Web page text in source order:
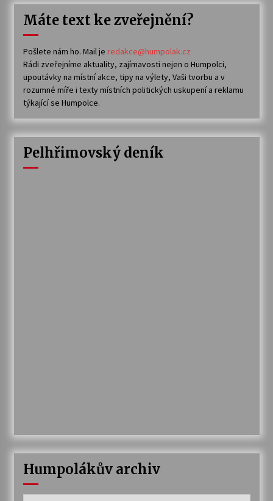
Máte text ke zveřejnění?
Pošlete nám ho. Mail je redakce@humpolak.cz
Rádi zveřejníme aktuality, zajímavosti nejen o Humpolci,
upoutávky na místní akce, tipy na výlety, Vaši tvorbu a v
rozumné míře i texty místních politických uskupení a reklamu
týkající se Humpolce.
Pelhřimovský deník
Humpolákův archiv